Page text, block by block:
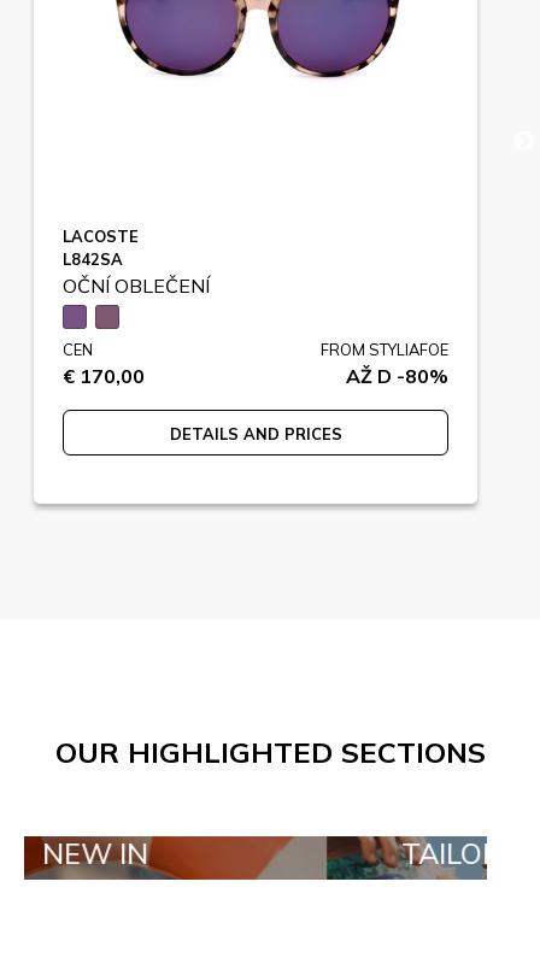
LACOSTE
L842SA
OČNÍ OBLEČENÍ
CEN
€ 170,00
FROM STYLIAFOE
AŽ D -80%
DETAILS AND PRICES
OUR HIGHLIGHTED SECTIONS
TAILOR MADE